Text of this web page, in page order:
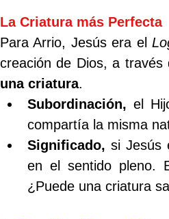
La Criatura más Perfecta
Para Arrio, Jesús era el
una criatura.
Subordinación, el
compartía la misma
Significado, si Jesús
en el sentido pleno.
¿Puede una criatura